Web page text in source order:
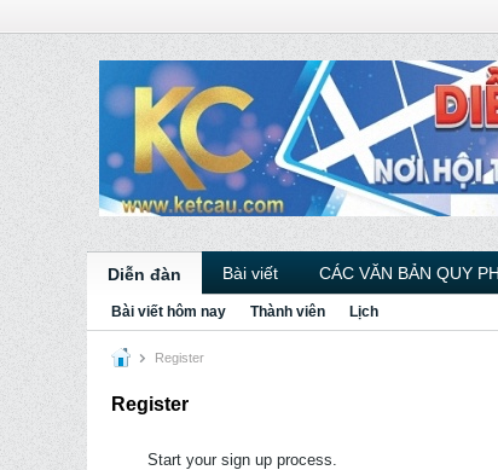
Diễn đàn Bài viết CÁC VĂN BẢN QUY
Bài viết hôm nay Thành viên Lịch
Register
Register
Start your sign up process.